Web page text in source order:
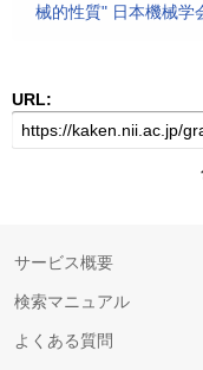
械的性質" 日本機械学
URL:
サービス概要
検索マニュアル
よくある質問